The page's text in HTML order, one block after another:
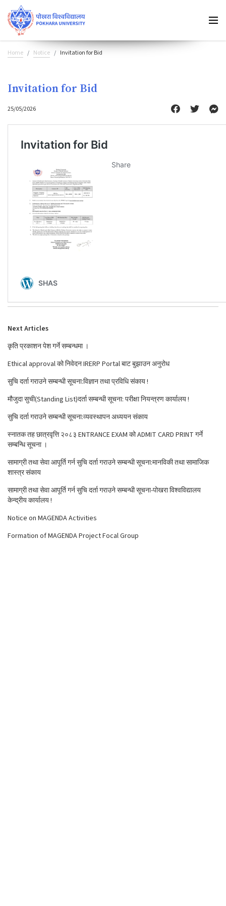
Home Notice Invitation for Bid
Invitation for Bid
25/05/2026
Next Articles
कृति प्रकाशन पेश गर्ने सम्बन्धमा ।
Ethical approval को निवेदन IRERP Portal बाट बुझाउन अनुरोध
सुचि दर्ता गराउने सम्बन्धी सूचना:विज्ञान तथा प्रविधि संकाय !
मौजुदा सुची(Standing List)दर्ता सम्बन्धी सूचना: परीक्षा नियन्त्रण कार्यालय !
सुचि दर्ता गराउने सम्बन्धी सूचना:व्यवस्थापन अध्ययन संकाय
स्नातक तह छात्रवृत्ति २०८३ ENTRANCE EXAM को ADMIT CARD PRINT गर्ने
सम्बन्धि सूचना ।
सामाग्री तथा सेवा आपूर्ति गर्न सुचि दर्ता गराउने सम्बन्धी सूचना:मानविकी तथा सामाजिक
शास्त्र संकाय
सामाग्री तथा सेवा आपूर्ति गर्न सुचि दर्ता गराउने सम्बन्धी सूचना-पोखरा विश्वविद्यालय
केन्द्रीय कार्यालय !
Notice on MAGENDA Activities
Formation of MAGENDA Project Focal Group